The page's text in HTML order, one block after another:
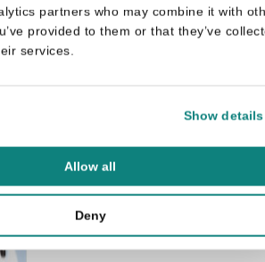
partners who may combine it with
provided to them or that they’ve
services.
Show details
Allow all
Deny